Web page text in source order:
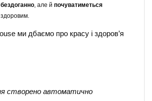
, але й почуватиметься
ми дбаємо про красу і здоров’я
створено автоматично